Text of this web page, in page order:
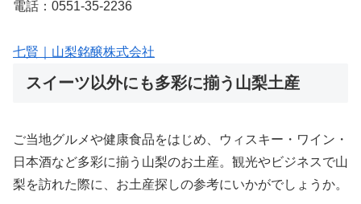
電話：0551-35-2236
七賢｜山梨銘醸株式会社
スイーツ以外にも多彩に揃う山梨土産
ご当地グルメや健康食品をはじめ、ウィスキー・ワイン・
日本酒など多彩に揃う山梨のお土産。観光やビジネスで山
梨を訪れた際に、お土産探しの参考にいかがでしょうか。